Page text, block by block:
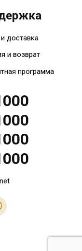
доставка
и возврат
программа